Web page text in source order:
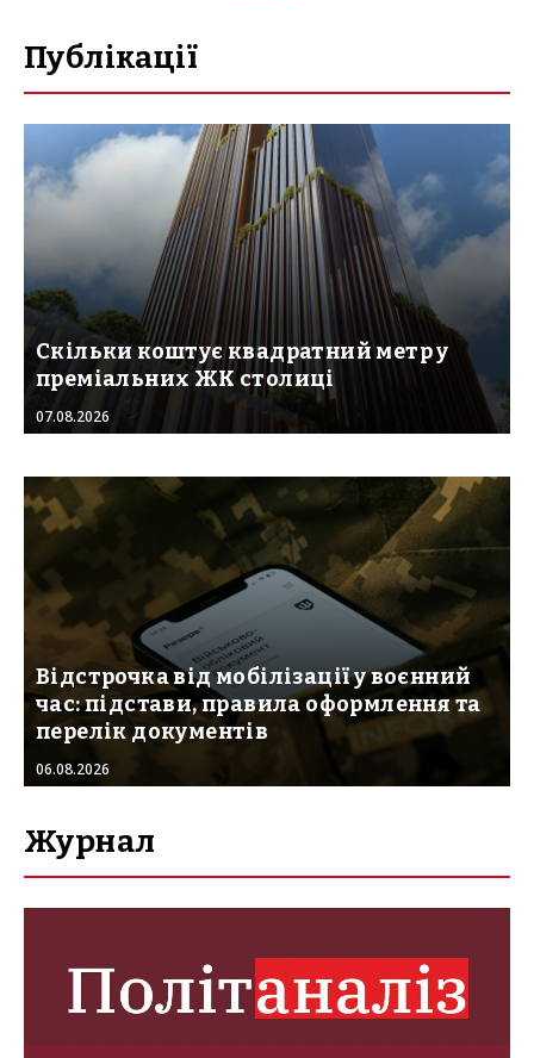
Публікації
Скільки коштує квадратний метр у
преміальних ЖК столиці
07.08.2026
Відстрочка від мобілізації у воєнний
час: підстави, правила оформлення та
перелік документів
06.08.2026
Журнал